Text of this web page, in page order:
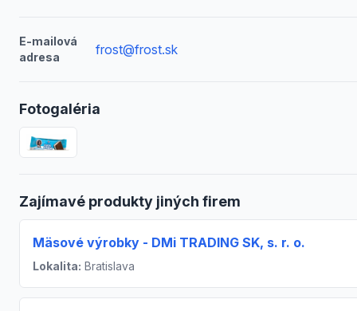
E-mailová
adresa
frost@frost.sk
Fotogaléria
Zajímavé produkty jiných firem
Mäsové výrobky - DMi TRADING SK, s. r. o.
Lokalita: Bratislava